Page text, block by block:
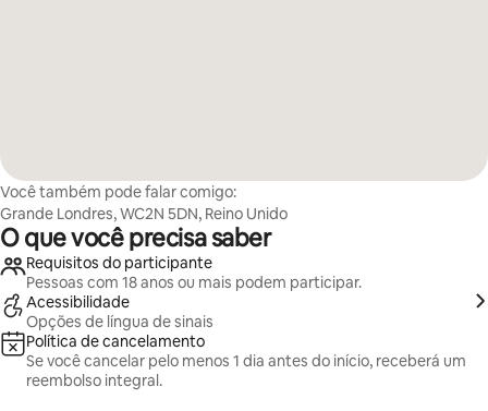
Você também pode falar comigo:
Grande Londres, WC2N 5DN, Reino Unido
O que você precisa saber
Requisitos do participante
Pessoas com 18 anos ou mais podem participar.
Acessibilidade
Opções de língua de sinais
Política de cancelamento
Se você cancelar pelo menos 1 dia antes do início, receberá um
reembolso integral.